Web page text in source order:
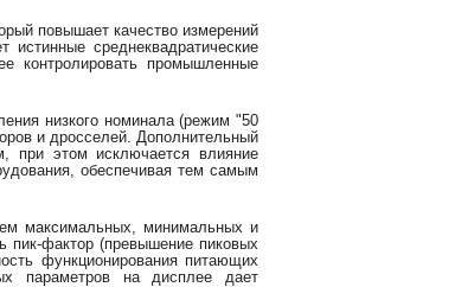
повышает качество измерений
среднеквадратические
контролировать промышленные
низкого номинала (режим "50
и дросселей. Дополнительный
при этом исключается влияние
обеспечивая тем самым
максимальных, минимальных и
пик-фактор (превышение пиковых
функционирования питающих
параметров на дисплее дает